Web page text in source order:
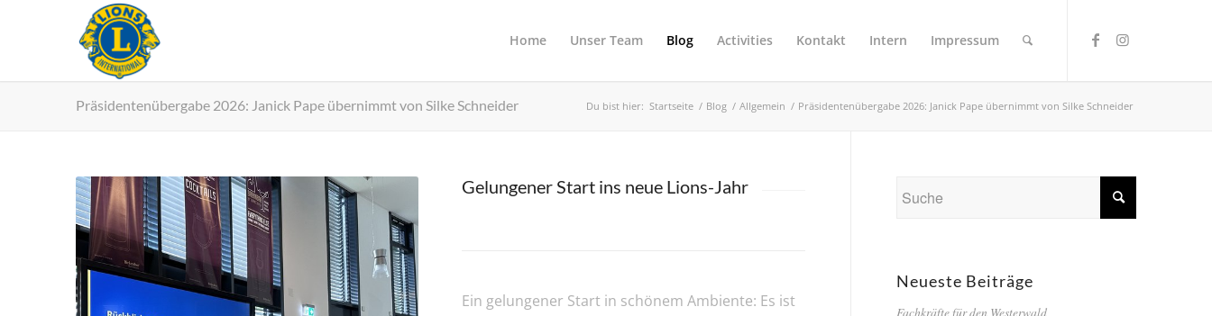
Home Unser Team Blog Activities Kontakt Intern Impressum
Präsidentenübergabe 2026: Janick Pape übernimmt von Silke Schneider Du bist hier: Startseite / Blog / Allgemein / Präsidentenübergabe 2026: Janick Pape übernimmt von Silke Schneider
Gelungener Start ins neue Lions-Jahr
Ein gelungener Start in schönem Ambiente: Es ist
Neueste Beiträge
Fachkräfte für den Westerwald